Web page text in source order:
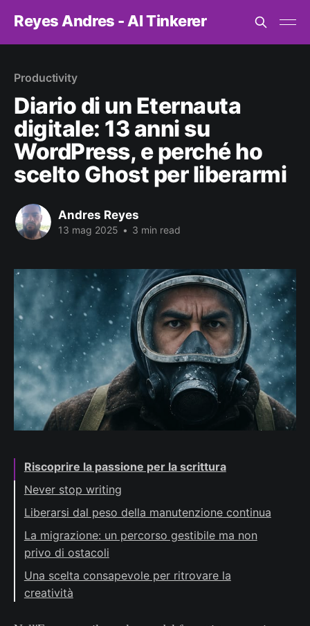
Reyes Andres - AI Tinkerer
Productivity
Diario di un Eternauta
digitale: 13 anni su
WordPress, e perché ho
scelto Ghost per liberarmi
Andres Reyes
13 mag 2025 • 3 min read
Riscoprire la passione per la scrittura
Never stop writing
Liberarsi dal peso della manutenzione continua
La migrazione: un percorso gestibile ma non
privo di ostacoli
Una scelta consapevole per ritrovare la
creatività